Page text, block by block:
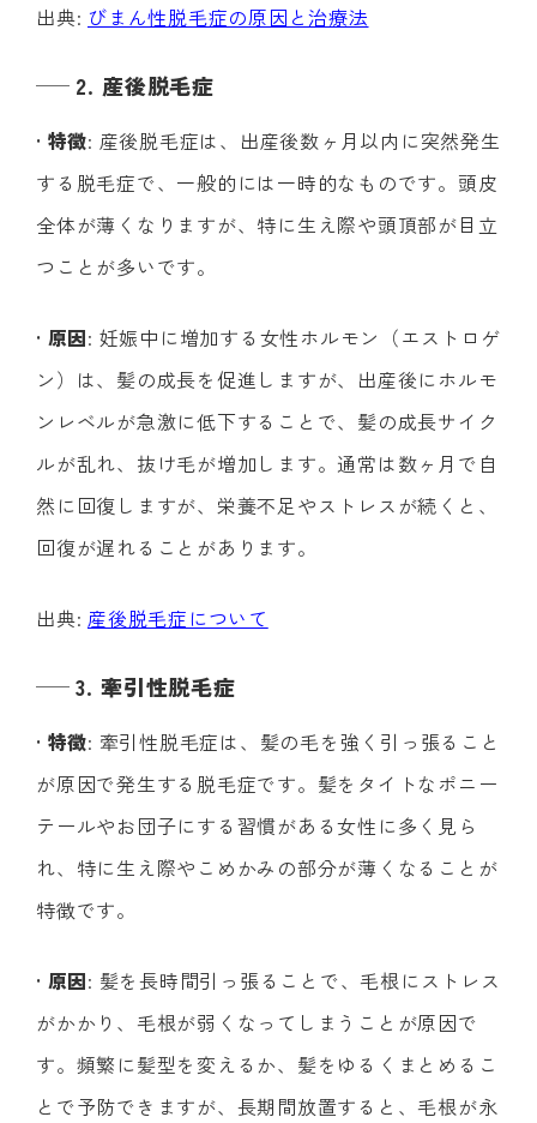
出典: びまん性脱毛症の原因と治療法
2. 産後脱毛症
• 特徴: 産後脱毛症は、出産後数ヶ月以内に突然発生
する脱毛症で、一般的には一時的なものです。頭皮
全体が薄くなりますが、特に生え際や頭頂部が目立
つことが多いです。
• 原因: 妊娠中に増加する女性ホルモン（エストロゲ
ン）は、髪の成長を促進しますが、出産後にホルモ
ンレベルが急激に低下することで、髪の成長サイク
ルが乱れ、抜け毛が増加します。通常は数ヶ月で自
然に回復しますが、栄養不足やストレスが続くと、
回復が遅れることがあります。
出典: 産後脱毛症について
3. 牽引性脱毛症
• 特徴: 牽引性脱毛症は、髪の毛を強く引っ張ること
が原因で発生する脱毛症です。髪をタイトなポニー
テールやお団子にする習慣がある女性に多く見ら
れ、特に生え際やこめかみの部分が薄くなることが
特徴です。
• 原因: 髪を長時間引っ張ることで、毛根にストレス
がかかり、毛根が弱くなってしまうことが原因で
す。頻繁に髪型を変えるか、髪をゆるくまとめるこ
とで予防できますが、長期間放置すると、毛根が永